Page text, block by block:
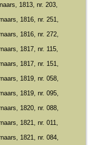
1813, nr. 203,
1816, nr. 251,
1816, nr. 272,
1817, nr. 115,
1817, nr. 151,
1819, nr. 058,
1819, nr. 095,
1820, nr. 088,
1821, nr. 011,
1821, nr. 084,